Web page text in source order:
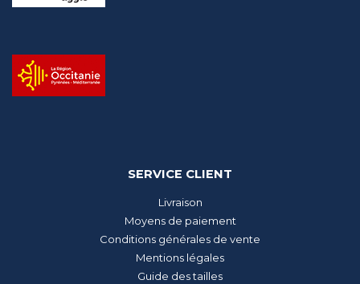
SERVICE CLIENT
Livraison
Moyens de paiement
Conditions générales de vente
Mentions légales
Guide des tailles